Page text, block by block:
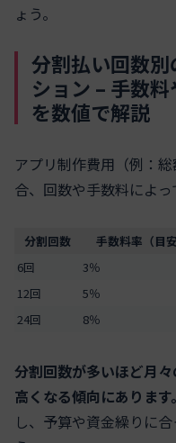
ょう。
分割払い回数
ション – 手数
を数値で解説
アプリ制作費用（例：
合、回数や手数料によっ
分割回数 手数料率（目安
6回
3％
12回
5％
24回
8％
分割回数が多いほど月
高くなる傾向にあります。
し、予算や資金繰りに